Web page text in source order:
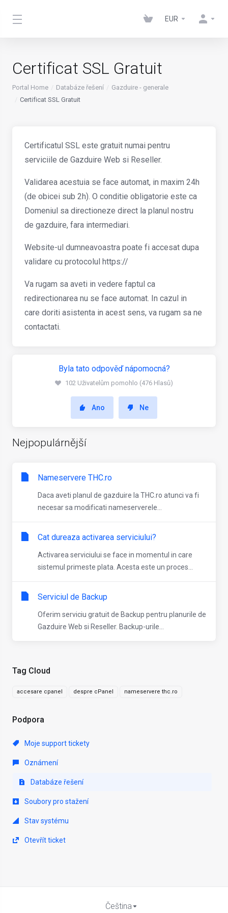
EUR
Certificat SSL Gratuit
Portal Home Databáze řešení
Gazduire - generale
Certificat SSL Gratuit
Tag Cloud
accesare cpanel despre cPanel nameservere thc.ro
Podpora
Moje support tickety
Oznámení
Databáze řešení
Soubory pro stažení
Stav systému
Otevřít ticket
Certificatul SSL este gratuit numai pentru
serviciile de Gazduire Web si Reseller.
Validarea acestuia se face automat, in maxim 24h
(de obicei sub 2h). O conditie obligatorie este ca
Domeniul sa directioneze direct la planul nostru
de gazduire, fara intermediari.
Website-ul dumneavoastra poate fi accesat dupa
validare cu protocolul https://
Va rugam sa aveti in vedere faptul ca
redirectionarea nu se face automat. In cazul in
care doriti asistenta in acest sens, va rugam sa ne
contactati.
Byla tato odpověď nápomocná?
102 Uživatelům pomohlo (476 Hlasů)
Ano Ne
Nejpopulárnější
Nameservere THC.ro
Daca aveti planul de gazduire la THC.ro atunci va fi
necesar sa modificati nameserverele...
Cat dureaza activarea serviciului?
Activarea serviciului se face in momentul in care
sistemul primeste plata. Acesta este un proces...
Serviciul de Backup
Oferim serviciu gratuit de Backup pentru planurile de
Gazduire Web si Reseller. Backup-urile...
Čeština